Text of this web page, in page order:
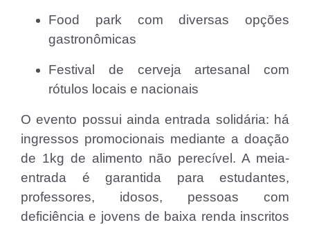
Food park com diversas opções
gastronômicas
Festival de cerveja artesanal com
rótulos locais e nacionais
O evento possui ainda entrada solidária: há
ingressos promocionais mediante a doação
de 1kg de alimento não perecível. A meia-
entrada é garantida para estudantes,
professores, idosos, pessoas com
deficiência e jovens de baixa renda inscritos